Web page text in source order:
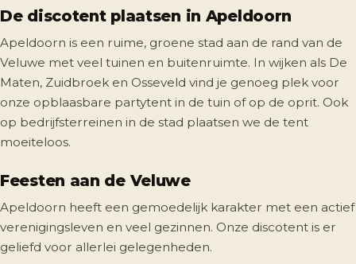
De discotent plaatsen in Apeldoorn
Apeldoorn is een ruime, groene stad aan de rand van de
Veluwe met veel tuinen en buitenruimte. In wijken als De
Maten, Zuidbroek en Osseveld vind je genoeg plek voor
onze opblaasbare partytent in de tuin of op de oprit. Ook
op bedrijfsterreinen in de stad plaatsen we de tent
moeiteloos.
Feesten aan de Veluwe
Apeldoorn heeft een gemoedelijk karakter met een actief
verenigingsleven en veel gezinnen. Onze discotent is er
geliefd voor allerlei gelegenheden.